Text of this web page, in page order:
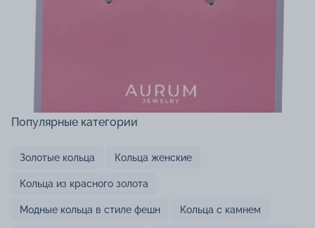
Популярные категории
Золотые кольца Кольца женские
Кольца из красного золота
Модные кольца в стиле фешн Кольца с камнем